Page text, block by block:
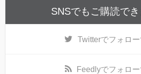
SNSでもご購読でき
Twitterでフォロ
Feedlyでフォロー